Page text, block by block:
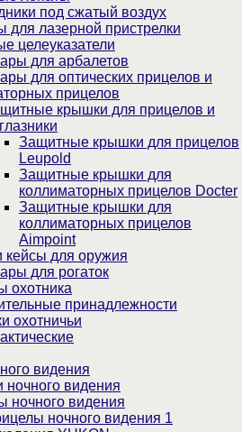
под сжатый воздух
для лазерной пристрелки
целеуказатели
для арбалетов
для оптических прицелов и
прицелов
крышки для прицелов и
Защитные крышки для прицелов
Leupold
Защитные крышки для
коллиматорных прицелов Docter
Защитные крышки для
коллиматорных прицелов
Aimpoint
кейсы для оружия
для рогаток
охотника
принадлежности
охотничьи
видения
ночного видения
ночного видения
ночного видения 1